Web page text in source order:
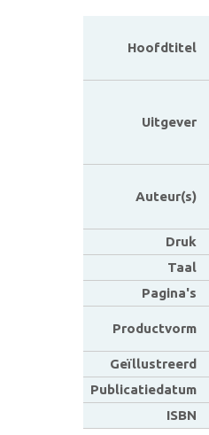
Hoofdtitel
Uitgever
Auteur(s)
Druk
Taal
Pagina's
Productvorm
Geïllustreerd
Publicatiedatum
ISBN